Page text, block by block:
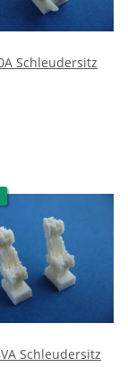
Schleudersitz
Schleudersitz